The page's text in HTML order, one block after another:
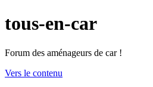
tous-en-car
Forum des aménageurs de car !
Vers le contenu